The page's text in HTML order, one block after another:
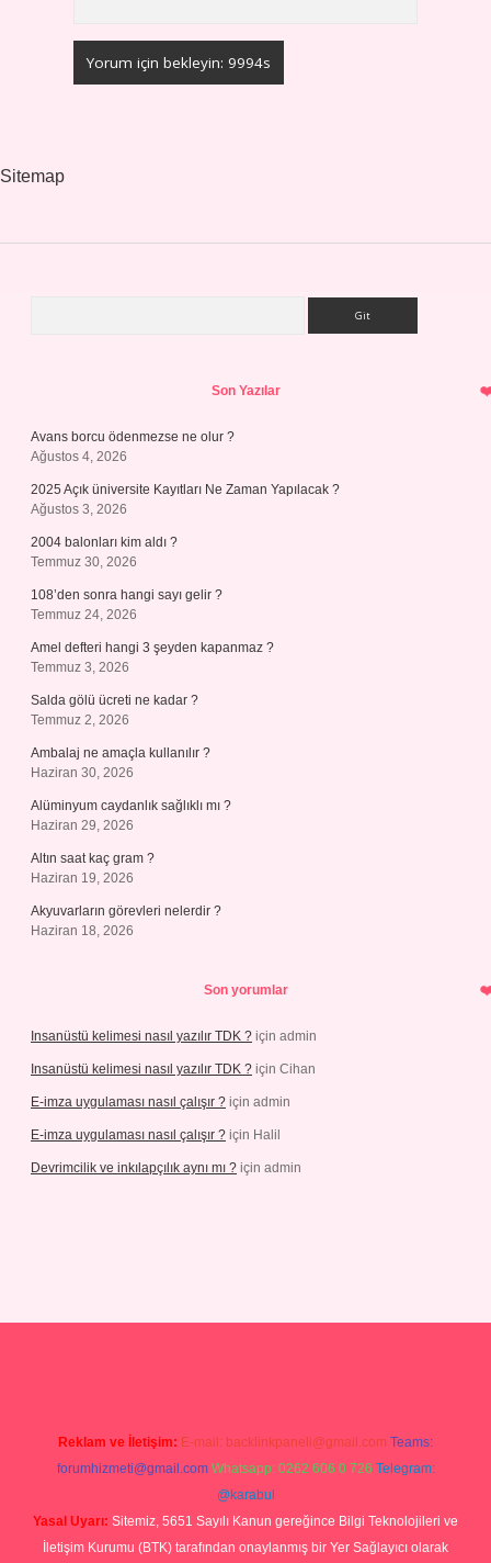
Sitemap
Son Yazılar
Avans borcu ödenmezse ne olur ?
Ağustos 4, 2026
2025 Açık üniversite Kayıtları Ne Zaman Yapılacak ?
Ağustos 3, 2026
2004 balonları kim aldı ?
Temmuz 30, 2026
108’den sonra hangi sayı gelir ?
Temmuz 24, 2026
Amel defteri hangi 3 şeyden kapanmaz ?
Temmuz 3, 2026
Salda gölü ücreti ne kadar ?
Temmuz 2, 2026
Ambalaj ne amaçla kullanılır ?
Haziran 30, 2026
Alüminyum caydanlık sağlıklı mı ?
Haziran 29, 2026
Altın saat kaç gram ?
Haziran 19, 2026
Akyuvarların görevleri nelerdir ?
Haziran 18, 2026
Son yorumlar
Insanüstü kelimesi nasıl yazılır TDK ? için admin
Insanüstü kelimesi nasıl yazılır TDK ? için Cihan
E-imza uygulaması nasıl çalışır ? için admin
E-imza uygulaması nasıl çalışır ? için Halil
Devrimcilik ve inkılapçılık aynı mı ? için admin
Reklam ve İletişim: E-mail: backlinkpaneli@gmail.com Teams:
forumhizmeti@gmail.com Whatsapp: 0262 606 0 726 Telegram:
@karabul
Yasal Uyarı: Sitemiz, 5651 Sayılı Kanun gereğince Bilgi Teknolojileri ve
İletişim Kurumu (BTK) tarafından onaylanmış bir Yer Sağlayıcı olarak